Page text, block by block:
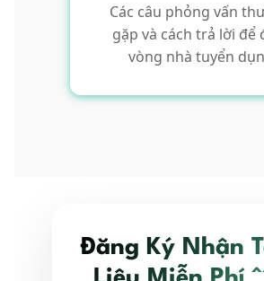
Các câu phỏng vấn
gặp và cách trả lời để
vòng nhà tuyển
Đăng Ký Nhận